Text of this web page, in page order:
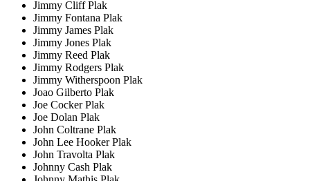
Jimmy Cliff Plak
Jimmy Fontana Plak
Jimmy James Plak
Jimmy Jones Plak
Jimmy Reed Plak
Jimmy Rodgers Plak
Jimmy Witherspoon Plak
Joao Gilberto Plak
Joe Cocker Plak
Joe Dolan Plak
John Coltrane Plak
John Lee Hooker Plak
John Travolta Plak
Johnny Cash Plak